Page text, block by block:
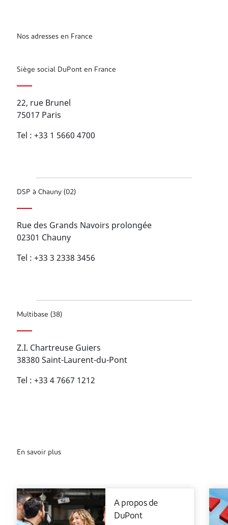
Nos adresses en France
Siège social DuPont en France
22, rue Brunel
75017 Paris
Tel : +33 1 5660 4700
DSP à Chauny (02)
Rue des Grands Navoirs prolongée
02301 Chauny
Tel : +33 3 2338 3456
Multibase (38)
Z.I. Chartreuse Guiers
38380 Saint-Laurent-du-Pont
Tel : +33 4 7667 1212
En savoir plus
A propos de
DuPont